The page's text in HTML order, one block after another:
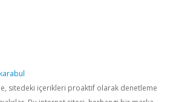
sitedeki içerikleri proaktif olarak denetleme